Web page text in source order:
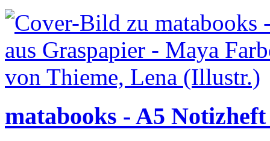
matabooks - A5